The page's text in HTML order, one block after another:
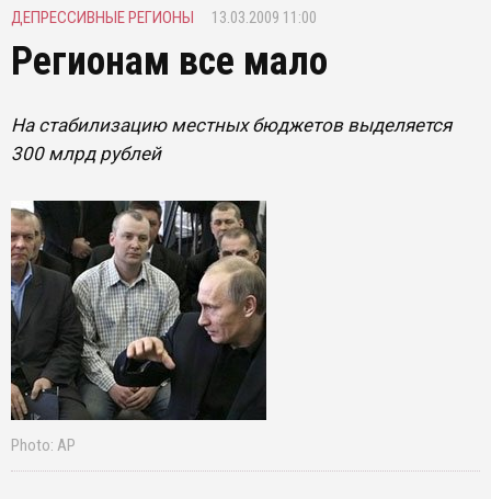
ДЕПРЕССИВНЫЕ РЕГИОНЫ 13.03.2009 11:00
Регионам все мало
На стабилизацию местных бюджетов выделяется
300 млрд рублей
Photo: АР